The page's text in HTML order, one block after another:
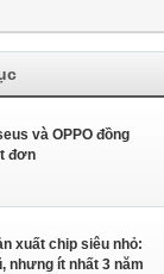
và OPPO đồng
đơn
xuất chip siêu nhỏ:
nhưng ít nhất 3 năm